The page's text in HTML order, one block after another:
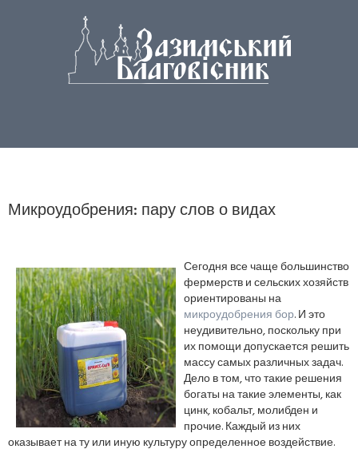
Микроудобрения: пару слов о видах
Сегодня все чаще большинство
фермерств и сельских хозяйств
ориентированы на
микроудобрения бор. И это
неудивительно, поскольку при
их помощи допускается решить
массу самых различных задач.
Дело в том, что такие решения
богаты на такие элементы, как
цинк, кобальт, молибден и
прочие. Каждый из них
оказывает на ту или иную культуру определенное воздействие.